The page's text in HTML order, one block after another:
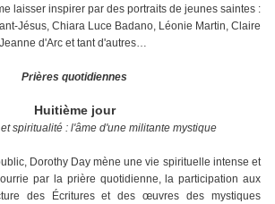
laisser inspirer par des portraits de jeunes saintes :
Jésus, Chiara Luce Badano, Léonie Martin, Claire
d'Arc et tant d'autres…
Prières quotidiennes
Huitième jour
spiritualité : l'âme d'une militante mystique
Dorothy Day mène une vie spirituelle intense et
par la prière quotidienne, la participation aux
des Écritures et des œuvres des mystiques